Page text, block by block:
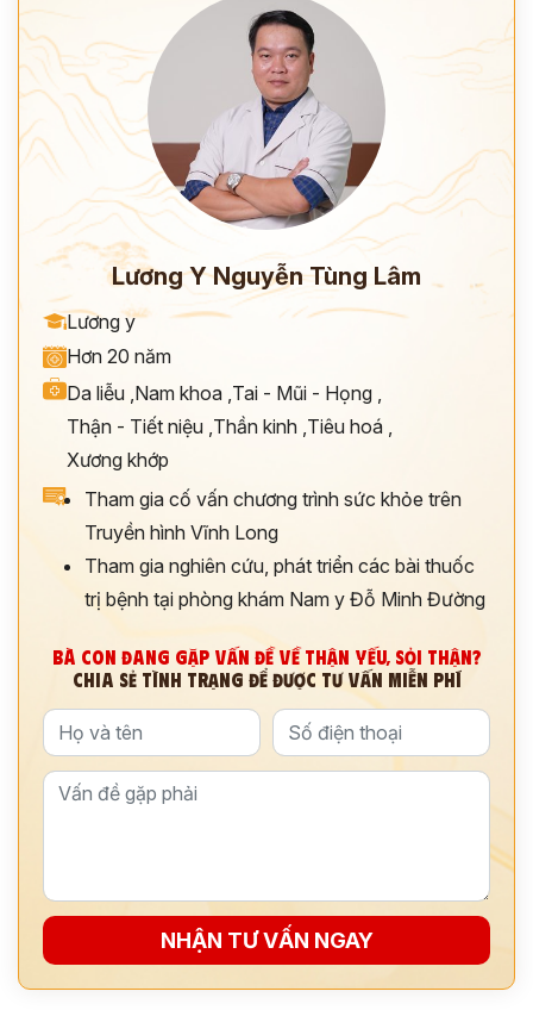
Lương Y Nguyễn Tùng Lâm
Lương y
Hơn 20 năm
Da liễu ,Nam khoa ,Tai - Mũi - Họng ,
Thận - Tiết niệu ,Thần kinh ,Tiêu hoá ,
Xương khớp
Tham gia cố vấn chương trình sức khỏe trên
Truyền hình Vĩnh Long
Tham gia nghiên cứu, phát triển các bài thuốc
trị bệnh tại phòng khám Nam y Đỗ Minh Đường
BÀ CON ĐANG GẶP VẤN ĐỀ VỀ THẬN YẾU, SỎI THẬN?
CHIA SẺ TÌNH TRẠNG ĐỂ ĐƯỢC TƯ VẤN MIỄN PHÍ
NHẬN TƯ VẤN NGAY
THĂM KHÁM
CÙNG CHUYÊN GIA Y HỌC CỔ TRUYỀN